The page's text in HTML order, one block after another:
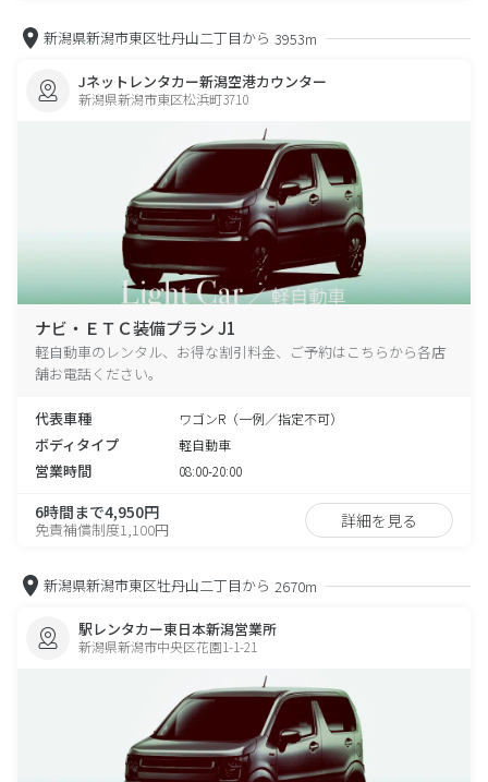
新潟県新潟市東区牡丹山二丁目から 3953m
Jネットレンタカー新潟空港カウンター
新潟県新潟市東区松浜町3710
ナビ・ＥＴＣ装備プラン J1
軽自動車のレンタル、お得な割引料金、ご予約はこちらから各店
舗お電話ください。
代表車種 ワゴンR（一例／指定不可）
ボディタイプ 軽自動車
営業時間 08:00-20:00
6時間まで4,950円
免責補償制度1,100円 詳細を見る
新潟県新潟市東区牡丹山二丁目から 2670m
駅レンタカー東日本新潟営業所
新潟県新潟市中央区花園1-1-21